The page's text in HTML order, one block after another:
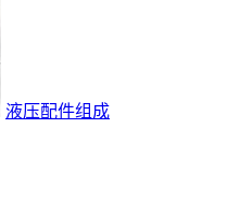
液压配件组成